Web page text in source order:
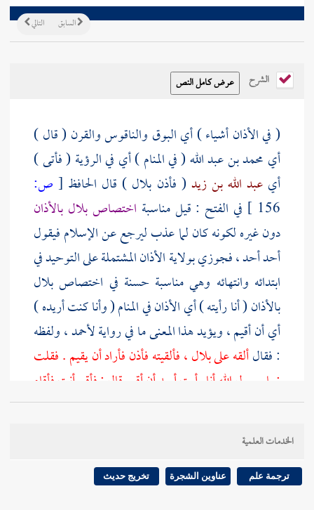
التالي السابق
الشرح
( في الأذان أشياء ) أي البوق والناقوس والقرن ( قال )
أي محمد بن عبد الله( في المنام ) أي في الرؤية ( فأتى )
أيعبد الله بن زيد ( فأذن بلال ) قال الحافظ [ ص:
156 ]
في الفتح : قيل مناسبة اختصاصبلال بالأذان
دون غيره لكونه كان لما عذب ليرجع عن الإسلام فيقول
أحد أحد ، فجوزي بولاية الأذان المشتملة على التوحيد في
ابتدائه وانتهائه وهي مناسبة حسنة في اختصاص بلال
بالأذان ( أنا رأيته ) أي الأذان في المنام ( وأنا كنت أريده )
أي أن أقيم ، ويؤيد هذا المعنى ما في روايةلأحمد، ولفظه
: فقالألقه علىبلال، فألقيته فأذن فأراد أن يقيم . فقلت
: يا رسول الله أنا رأيت أريد أن أقيم قال : فأقم أنت فأقام
هو وأذنبلال( قال ) النبي صلى الله عليه وسلملعبد الله
بن زيد ( فأقم أنت ) أي الإقامة قال
استدل به من قال بعدم
محمد بن عمرو الواقفيالأنصاري البصري وهو ضعيف
الخدمات العلمية
ترجمة علم عناوين الشجرة تخريج حديث